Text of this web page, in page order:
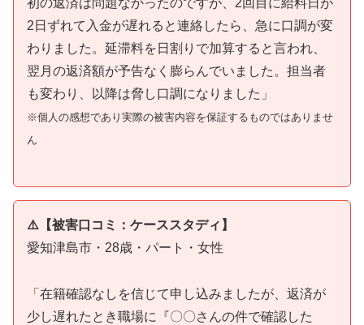
2日ずれて入金が遅れると連絡したら、急に口調が変
わりました。延滞料を日割りで加算すると言われ、
翌月の返済額が予告なく膨らんでいました。担当者
も変わり、以降は脅し口調になりました」
※個人の感想であり実際の被害内容を保証するものではありませ
ん
⚠️【被害口コミ：ケーススタディ】
愛知津島市・28歳・パート・女性
「在籍確認なしを信じて申し込みましたが、返済が
少し遅れたとき職場に『〇〇さんの件で確認した